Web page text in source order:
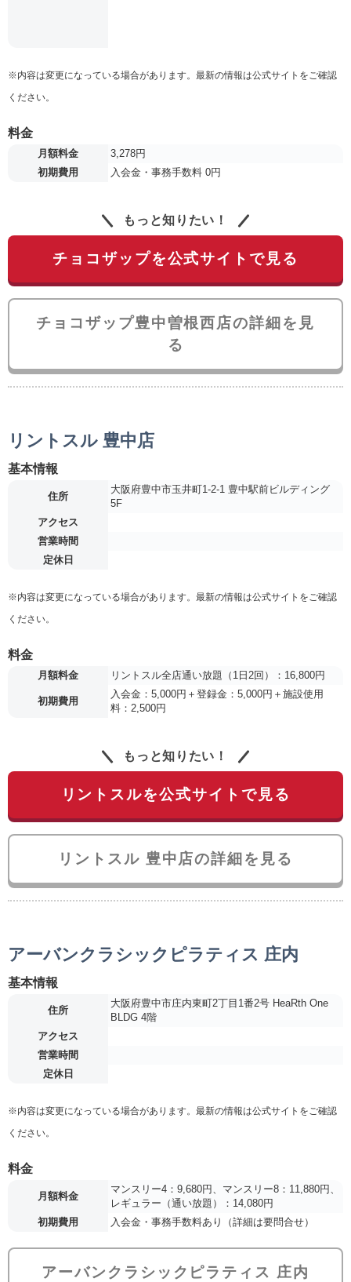
※内容は変更になっている場合があります。最新の情報は公式サイトをご確認
ください。
料金
月額料金
3,278円
初期費用
入会金・事務手数料 0円
もっと知りたい！
チョコザップを公式サイトで見る
チョコザップ豊中曽根西店の詳細を見
る
リントスル 豊中店
基本情報
住所
大阪府豊中市玉井町1-2-1 豊中駅前ビルディング
5F
アクセス
営業時間
定休日
※内容は変更になっている場合があります。最新の情報は公式サイトをご確認
ください。
料金
月額料金 リントスル全店通い放題（1日2回）：16,800円
初期費用
入会金：5,000円＋登録金：5,000円＋施設使用
料：2,500円
もっと知りたい！
リントスルを公式サイトで見る
リントスル 豊中店の詳細を見る
アーバンクラシックピラティス 庄内
基本情報
住所
大阪府豊中市庄内東町2丁目1番2号 HeaRth One
BLDG 4階
アクセス
営業時間
定休日
※内容は変更になっている場合があります。最新の情報は公式サイトをご確認
ください。
料金
月額料金
マンスリー4：9,680円、マンスリー8：11,880円、
レギュラー（通い放題）：14,080円
初期費用
入会金・事務手数料あり（詳細は要問合せ）
アーバンクラシックピラティス 庄内